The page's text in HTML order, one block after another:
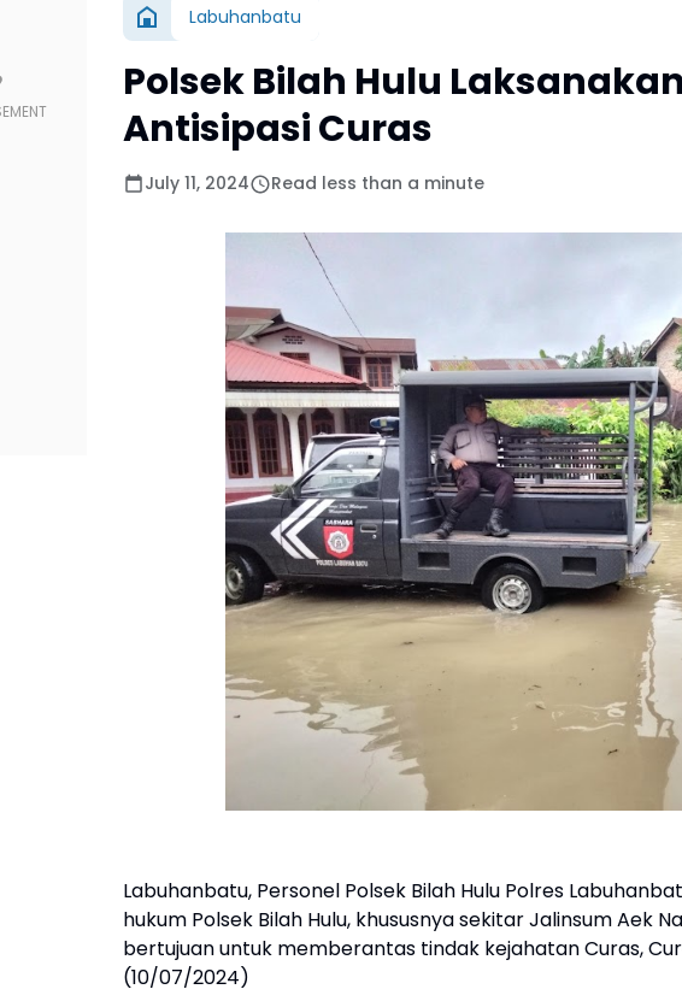
Labuhanbatu
Polsek Bilah Hulu
Antisipasi Curas
July 11, 2024 Read less than a minute
Labuhanbatu, Personel Polsek Bilah Hulu Polres
hukum Polsek Bilah Hulu, khususnya sekitar Jalinsum Aek
bertujuan untuk memberantas tindak kejahatan Curas,
(10/07/2024)